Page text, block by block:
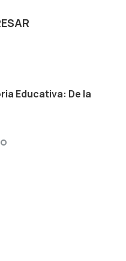
Educativa: De la